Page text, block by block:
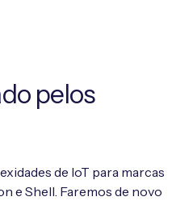
pelos
de IoT para marcas
e Shell. Faremos de novo